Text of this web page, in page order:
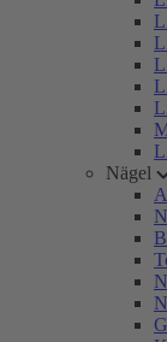
Nägel